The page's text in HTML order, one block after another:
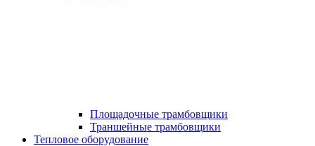
Площадочные трамбовщики
Траншейные трамбовщики
Тепловое оборудование